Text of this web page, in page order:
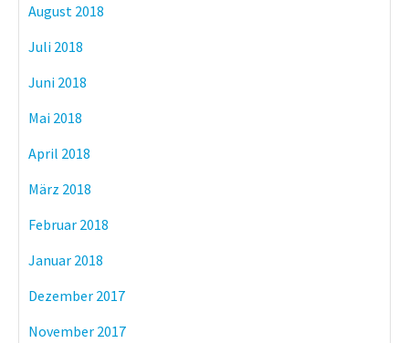
August 2018
Juli 2018
Juni 2018
Mai 2018
April 2018
März 2018
Februar 2018
Januar 2018
Dezember 2017
November 2017